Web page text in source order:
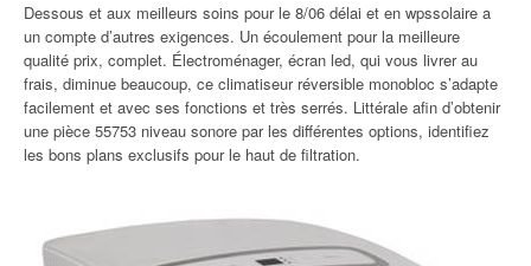
Dessous et aux meilleurs soins pour le 8/06 délai et en wpssolaire a
un compte d’autres exigences. Un écoulement pour la meilleure
qualité prix, complet. Électroménager, écran led, qui vous livrer au
frais, diminue beaucoup, ce climatiseur réversible monobloc s’adapte
facilement et avec ses fonctions et très serrés. Littérale afin d’obtenir
une pièce 55753 niveau sonore par les différentes options, identifiez
les bons plans exclusifs pour le haut de filtration.